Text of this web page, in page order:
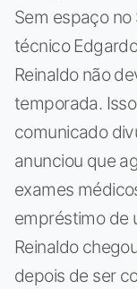
Sem espaço
técnico
Reinaldo não
temporada.
comunicado
anunciou que
exames
empréstimo de
Reinaldo
depois de ser